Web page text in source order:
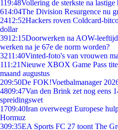
119:48Vollering de sterkste na lastige
614:04The Division Resurgence nu
2412:52Hackers roven Coldcard-
dollar
3912:15Doorwerken na AOW-
werken na je 67e de norm worden?
3211:40Vinted-foto's van vrouwen
111:21Nieuwe XBOX Game Pass
maand augustus
209:50De FOK!Voetbalmanager
4809:47Van den Brink zet nog eens
spreidingswet
1709:40Iran overweegt Europese
Hormuz
309:35EA Sports FC 27 toont The